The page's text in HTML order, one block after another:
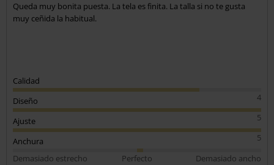
Queda muy bonita puesta. La tela es finita. La talla si no te gusta
muy ceñida la habitual.
Calidad
4
Diseño
5
Ajuste
5
Anchura
Demasiado estrecho
Perfecto
Demasiado ancho